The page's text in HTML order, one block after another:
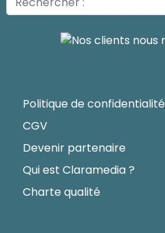
Politique de confidentialité
CGV
Devenir partenaire
Qui est Claramedia ?
Charte qualité